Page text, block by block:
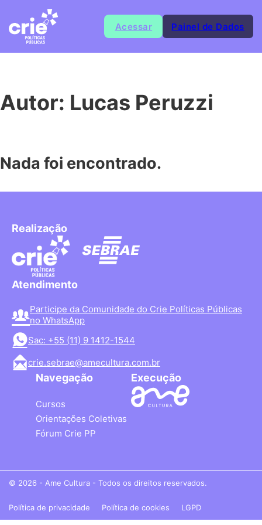
Acessar Painel de Dados
Autor: Lucas Peruzzi
Nada foi encontrado.
Realização
Atendimento
Participe da Comunidade do Crie Políticas Públicas
no WhatsApp
Sac: +55 (11) 9 1412-1544
crie.sebrae@amecultura.com.br
Navegação
Cursos
Orientações Coletivas
Fórum Crie PP
Execução
© 2026 - Ame Cultura - Todos os direitos reservados.
Política de privacidade Política de cookies LGPD